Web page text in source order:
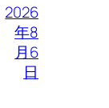
2026
年8
月6
日